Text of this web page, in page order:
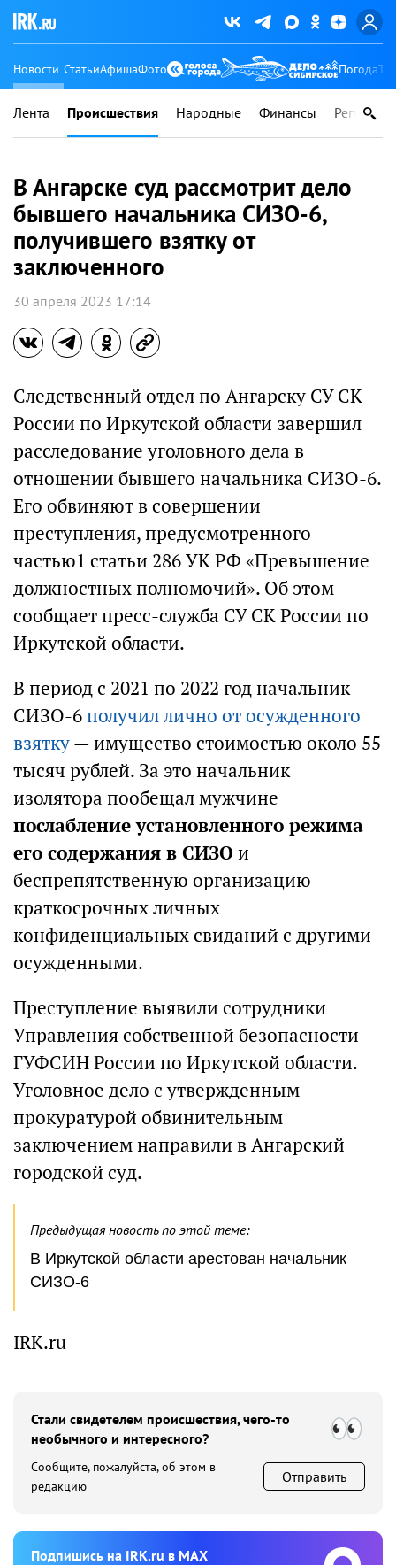
Новости СтатьиАфишаФото Погода
Лента Происшествия Народные Финансы Регионы
В Ангарске суд рассмотрит дело
бывшего начальника СИЗО-6,
получившего взятку от
заключенного
30 апреля 2023 17:14
Следственный отдел по Ангарску СУ СК
России по Иркутской области завершил
расследование уголовного дела в
отношении бывшего начальника СИЗО-6.
Его обвиняют в совершении
преступления, предусмотренного
частью1 статьи 286 УК РФ «Превышение
должностных полномочий». Об этом
сообщает пресс-служба СУ СК России по
Иркутской области.
В период с 2021 по 2022 год начальник
СИЗО-6получил лично от осужденного
взятку— имущество стоимостью около 55
тысяч рублей. За это начальник
изолятора пообещал мужчине
послабление установленного режима
его содержания в СИЗО и
беспрепятственную организацию
краткосрочных личных
конфиденциальных свиданий с другими
осужденными.
Преступление выявили сотрудники
Управления собственной безопасности
ГУФСИН России по Иркутской области.
Уголовное дело с утвержденным
прокуратурой обвинительным
заключением направили в Ангарский
городской суд.
Предыдущая новость по этой теме:
В Иркутской области арестован начальник
СИЗО-6
IRK.ru
Стали свидетелем происшествия, чего-то
необычного и интересного?
Сообщите, пожалуйста, об этом в
редакцию
Отправить
Подпишиcь на IRK.ru в MAX